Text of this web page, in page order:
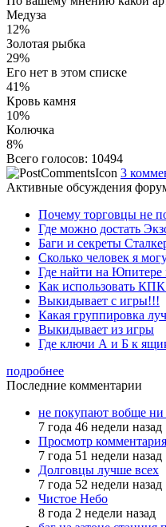
Медуза
12%
Золотая рыбка
29%
Его нет в этом списке
41%
Кровь камня
10%
Колючка
8%
Всего голосов: 10494
3
Активные обсуждения
Почему торговцы не
Где можно достать
Баги и секреты
Сколько человек я
Где найти на Юпитере
Как использовать
Выкидывает с игры!!!
Какая группировка
Выкидывает из игры
Где ключи А и Б к
подробнее
Последние комментарии
не покупают вобще ни
7 года 46 недели назад
Просмотр
7 года 51 недели назад
Долговцы лучше всех
7 года 52 недели назад
Чистое Небо
8 года 2 недели назад